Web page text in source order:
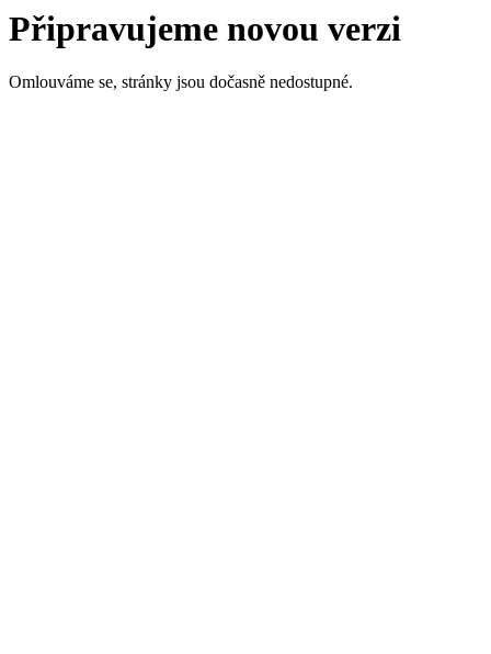
Připravujeme novou verzi
Omlouváme se, stránky jsou dočasně nedostupné.